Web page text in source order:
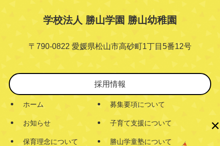
学校法人 勝山学園 勝山幼稚園
〒790-0822 愛媛県松山市高砂町1丁目5番12号
採用情報
ホーム
お知らせ
保育理念について
募集要項について
子育て支援について
勝山学童塾について
×